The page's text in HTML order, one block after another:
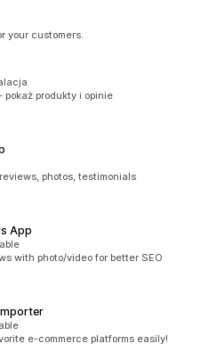
your customers.
pokaż produkty i opinie
photos, testimonials
App
with photo/video for better SEO
e-commerce platforms easily!